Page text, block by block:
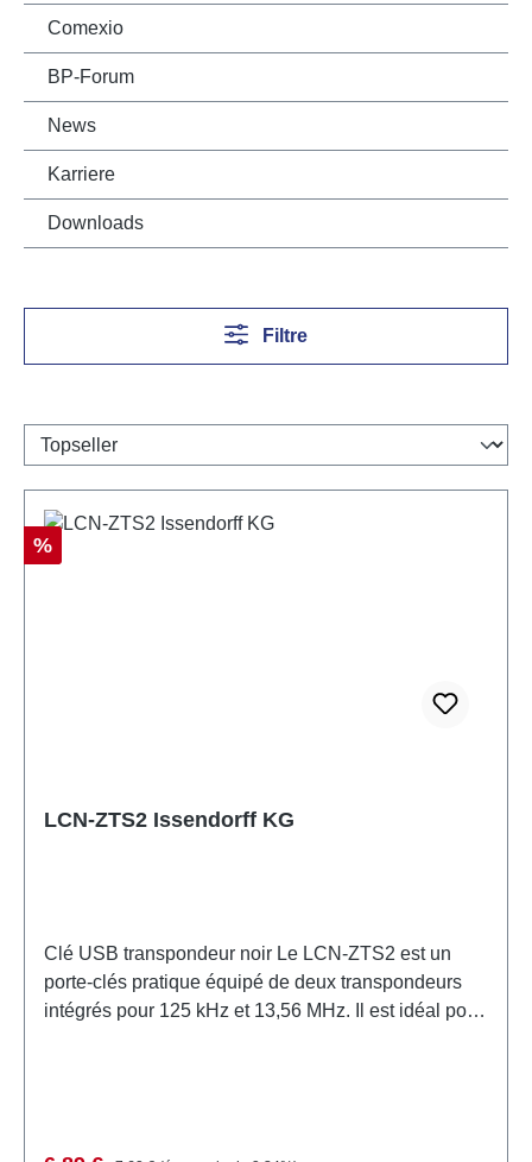
Comexio
BP-Forum
News
Karriere
Downloads
Filtre
Réduction
%
LCN-ZTS2 Issendorff KG
Clé USB transpondeur noir Le LCN-ZTS2 est un
porte-clés pratique équipé de deux transpondeurs
intégrés pour 125 kHz et 13,56 MHz. Il est idéal pour
bâtiments résidentiels et commerciaux. Intégration